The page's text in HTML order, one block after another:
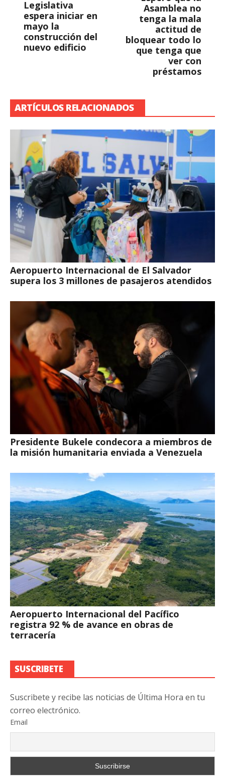
Legislativa
espera iniciar en
mayo la
construcción del
nuevo edificio
Asamblea no
tenga la mala
actitud de
bloquear todo lo
que tenga que
ver con
préstamos
ARTÍCULOS RELACIONADOS
Aeropuerto Internacional de El Salvador
supera los 3 millones de pasajeros atendidos
Presidente Bukele condecora a miembros de
la misión humanitaria enviada a Venezuela
Aeropuerto Internacional del Pacífico
registra 92 % de avance en obras de
terracería
SUSCRIBETE
Suscribete y recibe las noticias de Última Hora en tu
correo electrónico.
Email